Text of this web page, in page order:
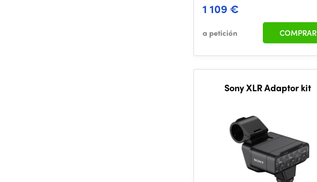
1 109 €
a petición COMPRAR
Sony XLR Adaptor kit